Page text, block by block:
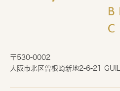
〒530-0002
大阪市北区曽根崎新地2-6-21